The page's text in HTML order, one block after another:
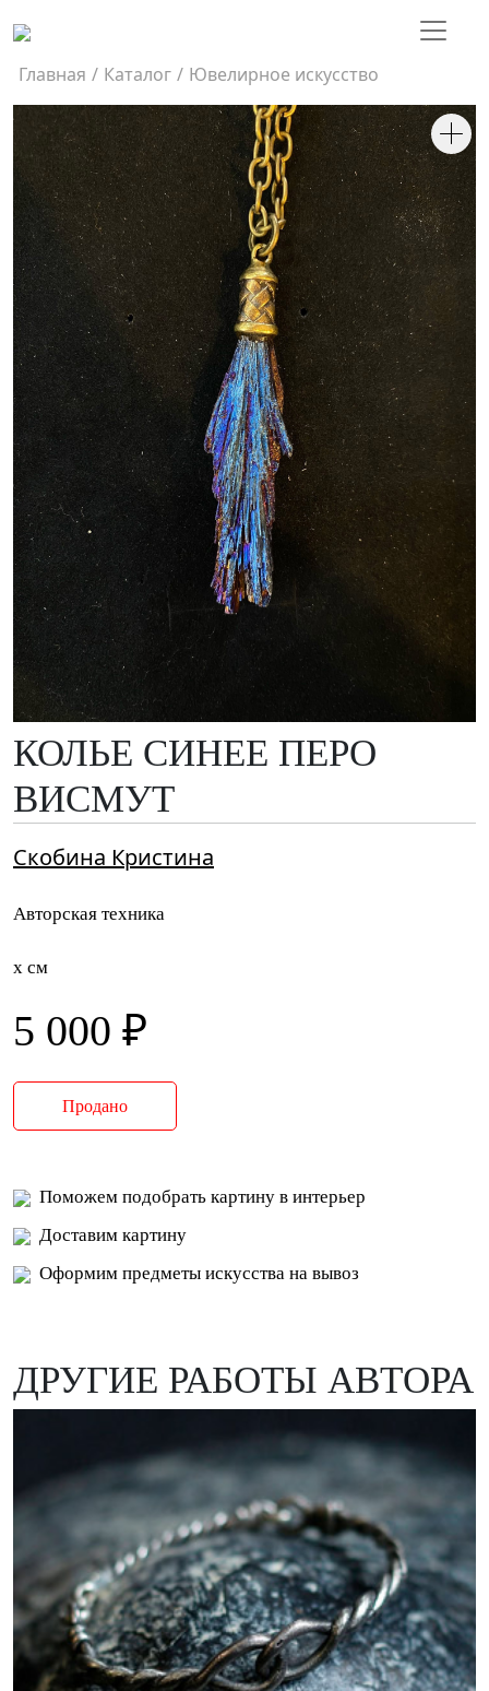
Главная / Каталог / Ювелирное искусство
КОЛЬЕ СИНЕЕ ПЕРО
ВИСМУТ
Скобина Кристина
Авторская техника
x см
5 000 ₽
Продано
Поможем подобрать картину в интерьер
Доставим картину
Оформим предметы искусства на вывоз
ДРУГИЕ РАБОТЫ АВТОРА